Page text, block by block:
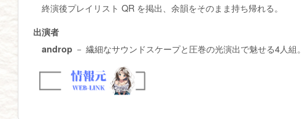
終演後プレイリスト QR を掲出、余韻をそのまま持ち帰れる。
出演者
androp － 繊細なサウンドスケープと圧巻の光演出で魅せる4人組。